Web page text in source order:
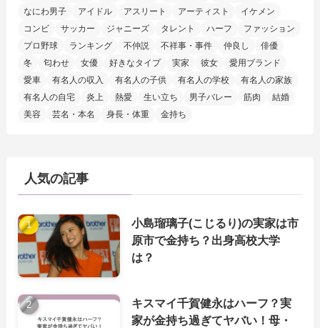
なにわ男子
アイドル アスリート アーティスト
イケメン
コンビ
サッカー ジャニーズ タレント ハーフ
ファッション
プロ野球
ランキング 不仲説 不祥事・事件 仲良し
俳優
冬
匂わせ 女優 好きなタイプ 実家 彼女
愛用ブランド
愛車
有名人の収入 有名人の子供 有名人の学校
有名人の家族
有名人の自宅
炎上 熱愛 生い立ち 男子バレー 筋肉
結婚
美容
芸名・本名 身長・体重 金持ち
人気の記事
小島瑠璃子(こじるり)の実家は市
原市で金持ち？出身高校大学
は？
キスマイ千賀健永はハーフ？実
家が金持ち過ぎてヤバい！母・